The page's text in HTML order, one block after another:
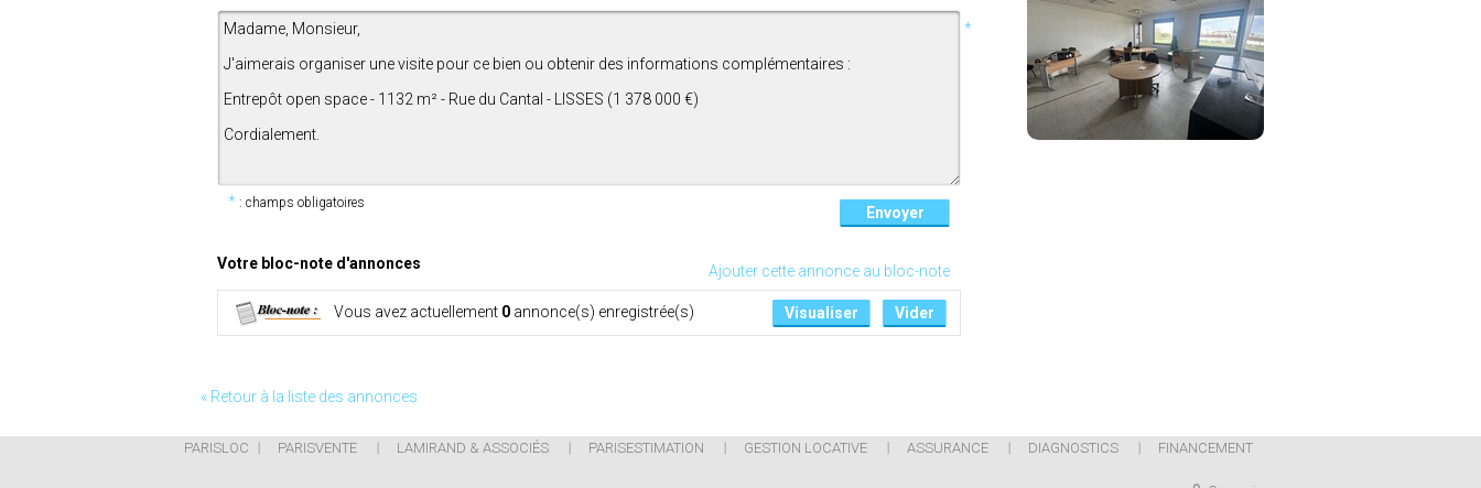
*
* : champs obligatoires
Ajouter cette annonce au bloc-note
Votre bloc-note d'annonces
Vous avez actuellement 0 annonce(s) enregistrée(s) Visualiser Vider
« Retour à la liste des annonces
PARISLOC PARISVENTE LAMIRAND & ASSOCIÉS PARISESTIMATION GESTION LOCATIVE ASSURANCE DIAGNOSTICS FINANCEMENT